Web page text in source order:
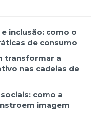
inclusão: como o
de consumo
transformar a
nas cadeias de
como a
imagem